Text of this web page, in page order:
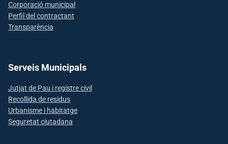
Corporació municipal
Perfil del contractant
Transparència
Serveis Municipals
Jutjat de Pau i registre civil
Recollida de residus
Urbanisme i habitatge
Seguretat ciutadana